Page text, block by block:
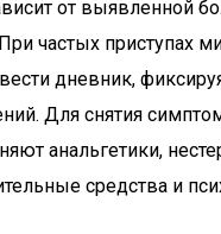
от выявленной
частых приступах
дневник,
Для снятия
анальгетики,
средства и